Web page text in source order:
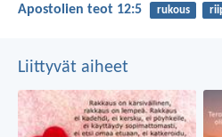
Apostolien teot 12:5 rukous
Liittyvät aiheet